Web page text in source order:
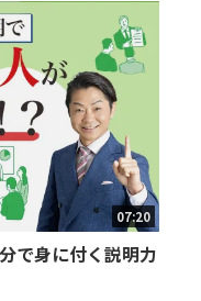
07:20
で身に付く説明力